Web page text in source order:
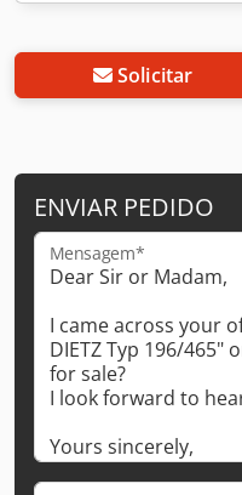
Solicitar
ENVIAR PEDIDO
Mensagem*